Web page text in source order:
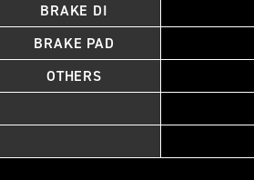
BRAKE DI
BRAKE PAD
OTHERS